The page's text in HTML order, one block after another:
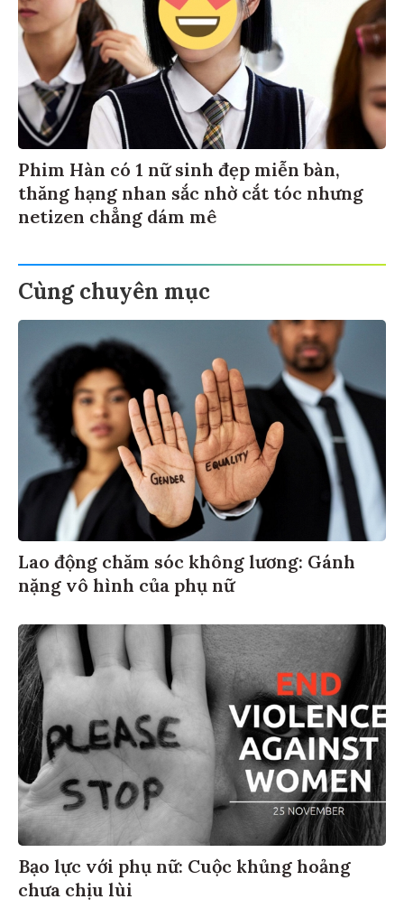
Phim Hàn có 1 nữ sinh đẹp miễn bàn,
thăng hạng nhan sắc nhờ cắt tóc nhưng
netizen chẳng dám mê
Cùng chuyên mục
Lao động chăm sóc không lương: Gánh
nặng vô hình của phụ nữ
Bạo lực với phụ nữ: Cuộc khủng hoảng
chưa chịu lùi